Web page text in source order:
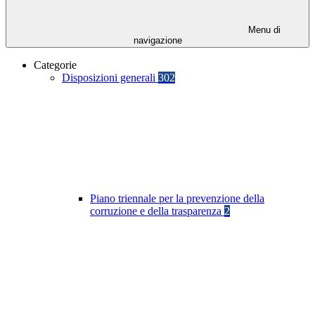
Menu di
navigazione
Categorie
Disposizioni generali 302
Piano triennale per la prevenzione della
corruzione e della trasparenza 2